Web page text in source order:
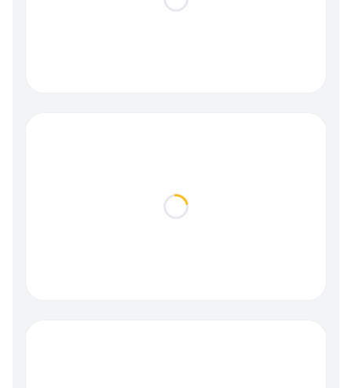
Loading...
Loading...